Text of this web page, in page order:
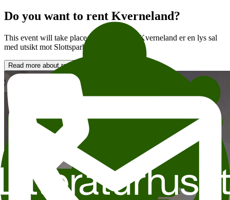
Do you want to rent Kverneland?
This event will take place in Kverneland. Kverneland er en lys sal
med utsikt mot Slottsparken.
Read more about renting